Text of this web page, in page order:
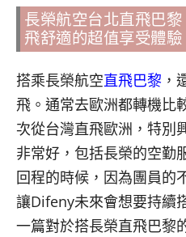
長榮航空台北直飛巴黎
飛舒適的超值享受體驗
搭乘長榮航空直飛巴黎 ，
飛。通常去歐洲都轉機比
次從台灣直飛歐洲，特別
非常好，包括長榮的空勤
回程的時候，因為團員的
讓Difeny未來會想要持續
一篇對於搭長榮直飛巴黎